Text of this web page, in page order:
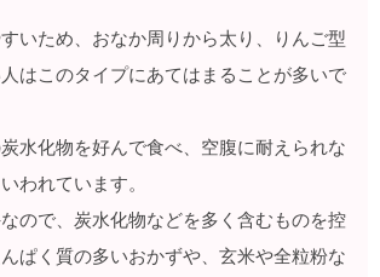
いため、おなか周りから太り、りんご型
はこのタイプにあてはまることが多いで
水化物を好んで食べ、空腹に耐えられな
われています。
ので、炭水化物などを多く含むものを控
ぱく質の多いおかずや、玄米や全粒粉な